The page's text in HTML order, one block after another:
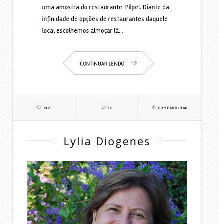
uma amostra do restaurante Pilpel. Diante da
infinidade de opções de restaurantes daquele
local escolhemos almoçar lá…
CONTINUAR LENDO
142 12 COMPARTILHAR
Lylia Diogenes